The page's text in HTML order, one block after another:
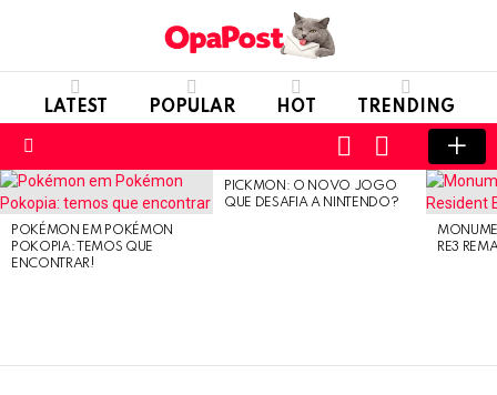
LATEST POPULAR HOT TRENDING
SWITCH
SKIN
LOGIN
LATEST
STORIES
POKÉMON EM POKÉMON
POKOPIA: TEMOS QUE
ENCONTRAR!
PICKMON: O NOVO JOGO
QUE DESAFIA A NINTENDO?
RE3